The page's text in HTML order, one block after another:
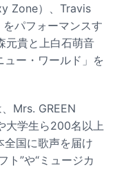
Zone）、Travis
パフォーマンスす
元貴と上白石萌音
ュー・ワールド」を
Mrs. GREEN
大学生ら200名以上
全国に歌声を届け
ト”や“ミュージカ